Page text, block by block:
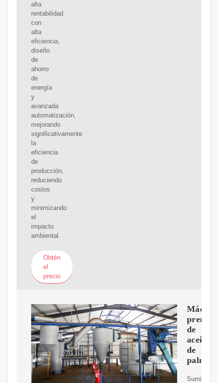
alta
rentabilidad
con
alta
eficiencia,
diseño
de
ahorro
de
energía
y
avanzada
automatización,
mejorando
significativamente
la
eficiencia
de
producción,
reduciendo
costos
y
minimizando
el
impacto
ambiental.
Obtén
el
precio
de
aceite
de
palma